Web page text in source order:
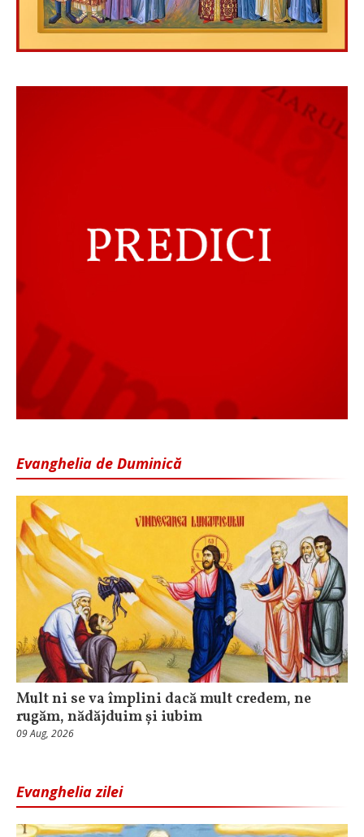
Evanghelia de Duminică
Mult ni se va împlini dacă mult credem, ne
rugăm, nădăjduim și iubim
09 Aug, 2026
Evanghelia zilei